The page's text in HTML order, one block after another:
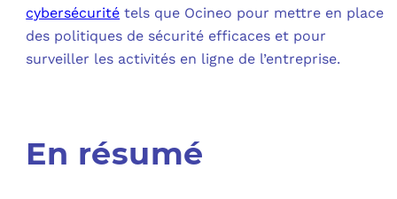
cybersécurité tels que Ocineo pour mettre en place
des politiques de sécurité efficaces et pour
surveiller les activités en ligne de l’entreprise.
En résumé